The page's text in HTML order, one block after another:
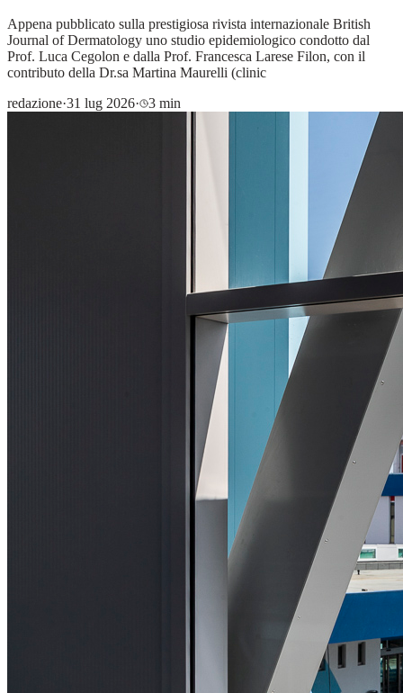
Appena pubblicato sulla prestigiosa rivista internazionale British
Journal of Dermatology uno studio epidemiologico condotto dal
Prof. Luca Cegolon e dalla Prof. Francesca Larese Filon, con il
contributo della Dr.sa Martina Maurelli (clinic
redazione·31 lug 2026· 3 min